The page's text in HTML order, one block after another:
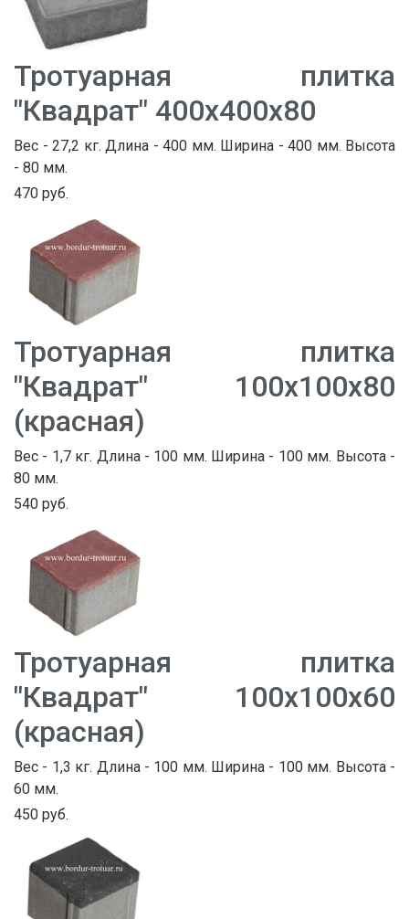
Тротуарная плитка
"Квадрат" 400х400х80
Вес - 27,2 кг. Длина - 400 мм. Ширина - 400 мм. Высота
- 80 мм.
470 руб.
Тротуарная плитка
"Квадрат" 100х100х80
(красная)
Вес - 1,7 кг. Длина - 100 мм. Ширина - 100 мм. Высота -
80 мм.
540 руб.
Тротуарная плитка
"Квадрат" 100х100х60
(красная)
Вес - 1,3 кг. Длина - 100 мм. Ширина - 100 мм. Высота -
60 мм.
450 руб.